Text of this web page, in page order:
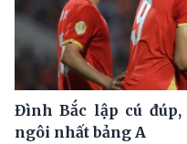
Đình Bắc lập cú
ngôi nhất bảng A